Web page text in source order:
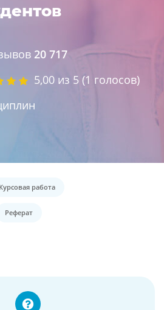
20 717
5,00 из 5 (1 голосов)
Курсовая работа
Реферат